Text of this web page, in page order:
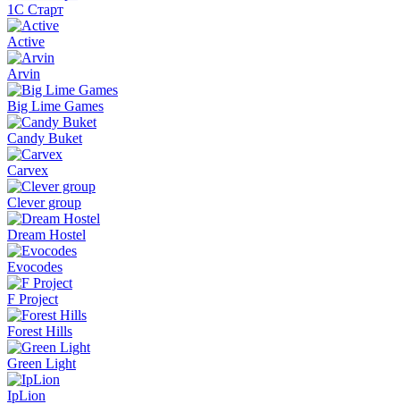
1С Старт
Active
Arvin
Big Lime Games
Candy Buket
Carvex
Clever group
Dream Hostel
Evocodes
F Project
Forest Hills
Green Light
IpLion